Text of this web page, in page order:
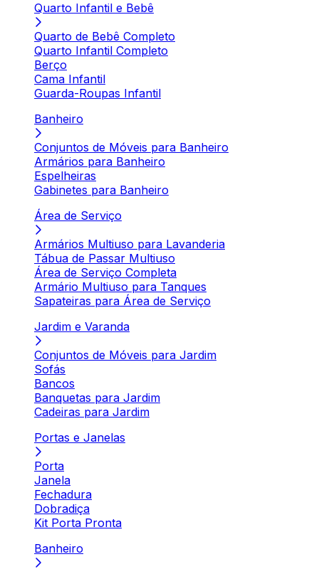
Quarto Infantil e Bebê
Quarto de Bebê Completo
Quarto Infantil Completo
Berço
Cama Infantil
Guarda-Roupas Infantil
Banheiro
Conjuntos de Móveis para Banheiro
Armários para Banheiro
Espelheiras
Gabinetes para Banheiro
Área de Serviço
Armários Multiuso para Lavanderia
Tábua de Passar Multiuso
Área de Serviço Completa
Armário Multiuso para Tanques
Sapateiras para Área de Serviço
Jardim e Varanda
Conjuntos de Móveis para Jardim
Sofás
Bancos
Banquetas para Jardim
Cadeiras para Jardim
Portas e Janelas
Porta
Janela
Fechadura
Dobradiça
Kit Porta Pronta
Banheiro